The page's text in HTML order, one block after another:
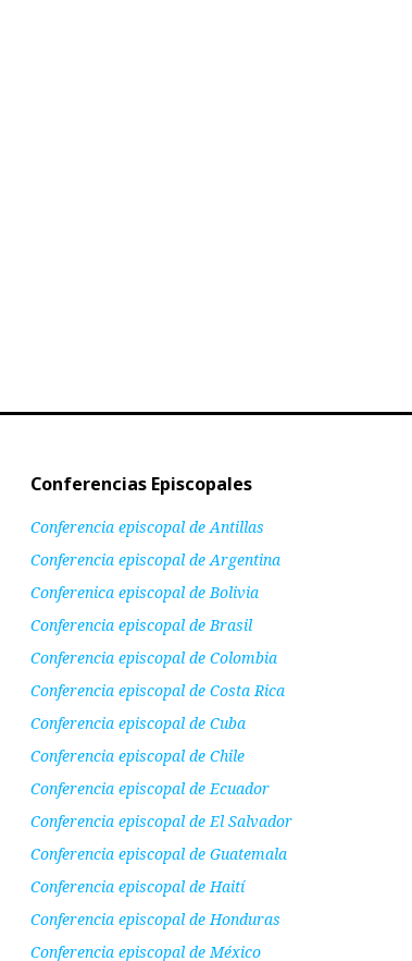
Conferencias Episcopales
Conferencia episcopal de Antillas
Conferencia episcopal de Argentina
Conferenica episcopal de Bolivia
Conferencia episcopal de Brasil
Conferencia episcopal de Colombia
Conferencia episcopal de Costa Rica
Conferencia episcopal de Cuba
Conferencia episcopal de Chile
Conferencia episcopal de Ecuador
Conferencia episcopal de El Salvador
Conferencia episcopal de Guatemala
Conferencia episcopal de Haití
Conferencia episcopal de Honduras
Conferencia episcopal de México